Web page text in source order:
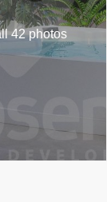
42 photos